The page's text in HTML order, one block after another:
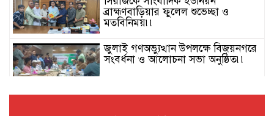
ব্রাহ্মণবাড়িয়ার ফুলেল শুভেচ্ছা ও
মতবিনিময়৷৷
জুলাই গণঅভ্যুত্থান উপলক্ষে বিজয়নগরে
সংবর্ধনা ও আলোচনা সভা অনুষ্ঠিত৷৷